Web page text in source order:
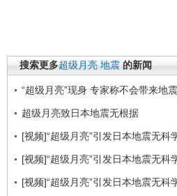
搜索更多超级月亮 地震 的新闻
“超级月亮”现身 专家称不会带来地
超级月亮致日本地震无根据
[视频]“超级月亮”引发日本地震无科
[视频]“超级月亮”引发日本地震无科
[视频]“超级月亮”引发日本地震无科